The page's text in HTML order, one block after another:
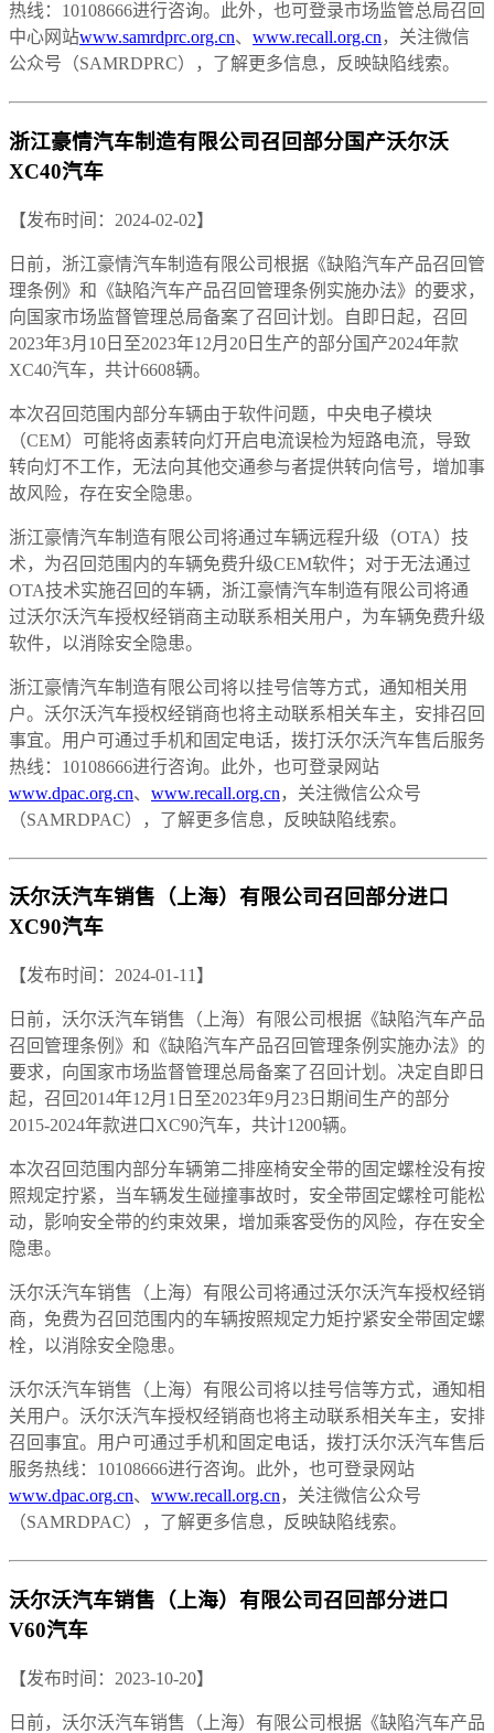
热线：10108666进行咨询。此外，也可登录市场监管总局召回
中心网站www.samrdprc.org.cn、 www.recall.org.cn ，关注微信
公众号（SAMRDPRC），了解更多信息，反映缺陷线索。
浙江豪情汽车制造有限公司召回部分国产沃尔沃
XC40汽车
【发布时间：2024-02-02】
日前，浙江豪情汽车制造有限公司根据《缺陷汽车产品召回管
理条例》和《缺陷汽车产品召回管理条例实施办法》的要求，
向国家市场监督管理总局备案了召回计划。自即日起，召回
2023年3月10日至2023年12月20日生产的部分国产2024年款
XC40汽车，共计6608辆。
本次召回范围内部分车辆由于软件问题，中央电子模块
（CEM）可能将卤素转向灯开启电流误检为短路电流，导致
转向灯不工作，无法向其他交通参与者提供转向信号，增加事
故风险，存在安全隐患。
浙江豪情汽车制造有限公司将通过车辆远程升级（OTA）技
术，为召回范围内的车辆免费升级CEM软件；对于无法通过
OTA技术实施召回的车辆，浙江豪情汽车制造有限公司将通
过沃尔沃汽车授权经销商主动联系相关用户，为车辆免费升级
软件，以消除安全隐患。
浙江豪情汽车制造有限公司将以挂号信等方式，通知相关用
户。沃尔沃汽车授权经销商也将主动联系相关车主，安排召回
事宜。用户可通过手机和固定电话，拨打沃尔沃汽车售后服务
热线：10108666进行咨询。此外，也可登录网站
www.dpac.org.cn、 www.recall.org.cn ，关注微信公众号
（SAMRDPAC），了解更多信息，反映缺陷线索。
沃尔沃汽车销售（上海）有限公司召回部分进口
XC90汽车
【发布时间：2024-01-11】
日前，沃尔沃汽车销售（上海）有限公司根据《缺陷汽车产品
召回管理条例》和《缺陷汽车产品召回管理条例实施办法》的
要求，向国家市场监督管理总局备案了召回计划。决定自即日
起，召回2014年12月1日至2023年9月23日期间生产的部分
2015-2024年款进口XC90汽车，共计1200辆。
本次召回范围内部分车辆第二排座椅安全带的固定螺栓没有按
照规定拧紧，当车辆发生碰撞事故时，安全带固定螺栓可能松
动，影响安全带的约束效果，增加乘客受伤的风险，存在安全
隐患。
沃尔沃汽车销售（上海）有限公司将通过沃尔沃汽车授权经销
商，免费为召回范围内的车辆按照规定力矩拧紧安全带固定螺
栓，以消除安全隐患。
沃尔沃汽车销售（上海）有限公司将以挂号信等方式，通知相
关用户。沃尔沃汽车授权经销商也将主动联系相关车主，安排
召回事宜。用户可通过手机和固定电话，拨打沃尔沃汽车售后
服务热线：10108666进行咨询。此外，也可登录网站
www.dpac.org.cn、 www.recall.org.cn ，关注微信公众号
（SAMRDPAC），了解更多信息，反映缺陷线索。
沃尔沃汽车销售（上海）有限公司召回部分进口
V60汽车
【发布时间：2023-10-20】
日前，沃尔沃汽车销售（上海）有限公司根据《缺陷汽车产品